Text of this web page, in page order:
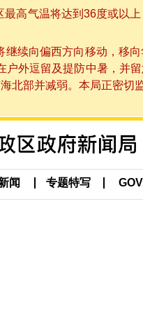
高气温将达到36度或以
续向偏西方向移动，移
外逗留及提防中暑，并
北部并减弱。本局正密
闻 专题特写